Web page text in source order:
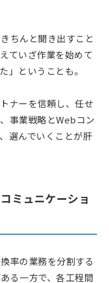
ちんと聞き出すこと
ていざ作業を始めて
」ということも。
ナーを信頼し、任せ
事業戦略とWebコン
選んでいくことが肝
ミュニケーショ
率の業務を分割する
る一方で、各工程間